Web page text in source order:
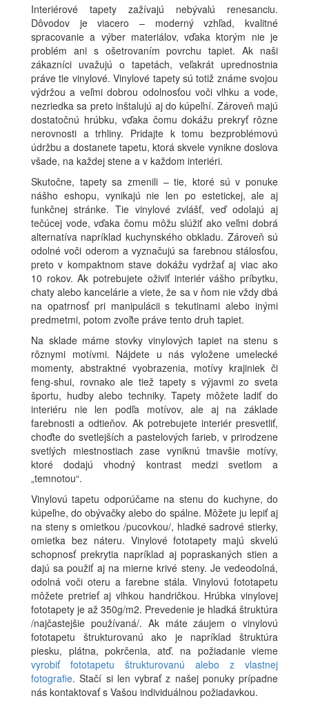
Interiérové tapety zažívajú nebývalú renesanciu.
Dôvodov je viacero – moderný vzhľad, kvalitné
spracovanie a výber materiálov, vďaka ktorým nie je
problém ani s ošetrovaním povrchu tapiet. Ak naši
zákazníci uvažujú o tapetách, veľakrát uprednostnia
práve tie vinylové. Vinylové tapety sú totiž známe svojou
výdržou a veľmi dobrou odolnosťou voči vlhku a vode,
nezriedka sa preto inštalujú aj do kúpeľní. Zároveň majú
dostatočnú hrúbku, vďaka čomu dokážu prekryť rôzne
nerovnosti a trhliny. Pridajte k tomu bezproblémovú
údržbu a dostanete tapetu, ktorá skvele vynikne doslova
všade, na každej stene a v každom interiéri.
Skutočne, tapety sa zmenili – tie, ktoré sú v ponuke
nášho eshopu, vynikajú nie len po estetickej, ale aj
funkčnej stránke. Tie vinylové zvlášť, veď odolajú aj
tečúcej vode, vďaka čomu môžu slúžiť ako veľmi dobrá
alternatíva napríklad kuchynského obkladu. Zároveň sú
odolné voči oderom a vyznačujú sa farebnou stálosťou,
preto v kompaktnom stave dokážu vydržať aj viac ako
10 rokov. Ak potrebujete oživiť interiér vášho príbytku,
chaty alebo kancelárie a viete, že sa v ňom nie vždy dbá
na opatrnosť pri manipulácii s tekutinami alebo inými
predmetmi, potom zvoľte práve tento druh tapiet.
Na sklade máme stovky vinylových tapiet na stenu s
rôznymi motívmi. Nájdete u nás vyložene umelecké
momenty, abstraktné vyobrazenia, motívy krajiniek či
feng-shui, rovnako ale tiež tapety s výjavmi zo sveta
športu, hudby alebo techniky. Tapety môžete ladiť do
interiéru nie len podľa motívov, ale aj na základe
farebnosti a odtieňov. Ak potrebujete interiér presvetliť,
choďte do svetlejších a pastelových farieb, v prirodzene
svetlých miestnostiach zase vyniknú tmavšie motívy,
ktoré dodajú vhodný kontrast medzi svetlom a
„temnotou“.
Vinylovú tapetu odporúčame na stenu do kuchyne, do
kúpeľne, do obývačky alebo do spálne. Môžete ju lepiť aj
na steny s omietkou /pucovkou/, hladké sadrové stierky,
omietka bez náteru. Vinylové fototapety majú skvelú
schopnosť prekrytia napríklad aj popraskaných stien a
dajú sa použiť aj na mierne krivé steny. Je vedeodolná,
odolná voči oteru a farebne stála. Vinylovú fototapetu
môžete pretrieť aj vlhkou handričkou. Hrúbka vinylovej
fototapety je až 350g/m2. Prevedenie je hladká štruktúra
/najčastejšie používaná/. Ak máte záujem o vinylovú
fototapetu štrukturovanú ako je napríklad štruktúra
piesku, plátna, pokrčenia, atď. na požiadanie vieme
vyrobiť fototapetu štrukturovanú alebo z vlastnej
fotografie. Stačí si len vybrať z našej ponuky prípadne
nás kontaktovať s Vašou individuálnou požiadavkou.